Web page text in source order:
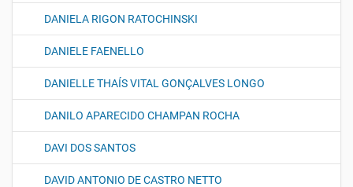
DANIELA RIGON RATOCHINSKI
DANIELE FAENELLO
DANIELLE THAÍS VITAL GONÇALVES LONGO
DANILO APARECIDO CHAMPAN ROCHA
DAVI DOS SANTOS
DAVID ANTONIO DE CASTRO NETTO